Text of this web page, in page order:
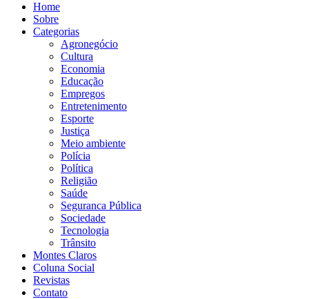
Home
Sobre
Categorias
Agronegócio
Cultura
Economia
Educação
Empregos
Entretenimento
Esporte
Justiça
Meio ambiente
Polícia
Política
Religião
Saúde
Seguranca Pública
Sociedade
Tecnologia
Trânsito
Montes Claros
Coluna Social
Revistas
Contato